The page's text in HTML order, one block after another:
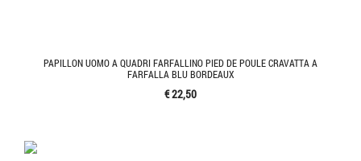
PAPILLON UOMO A QUADRI FARFALLINO PIED DE POULE CRAVATTA A
FARFALLA BLU BORDEAUX
€ 22,50